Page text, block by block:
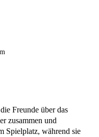
Freunde über das
zusammen und
Spielplatz, während sie